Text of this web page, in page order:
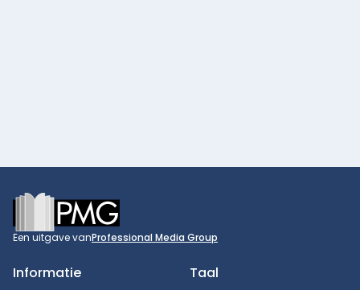
Footer
Een uitgave vanProfessional Media Group
Informatie Taal